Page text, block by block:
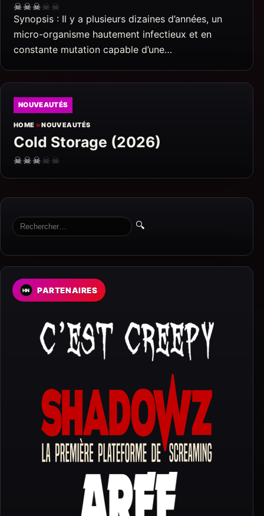
☠☠☠☠ ☠
Synopsis : Il y a plusieurs dizaines d’années, un
micro-organisme hautement infectieux et en
constante mutation capable d’une…
NOUVEAUTÉS
HOME »NOUVEAUTÉS
Cold Storage (2026)
☠☠☠☠ ☠
🔍
PARTENAIRES